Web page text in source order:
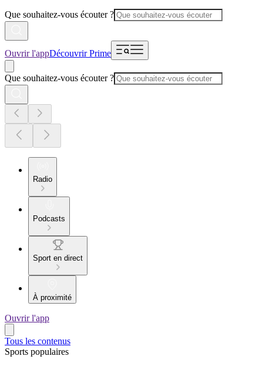
Que souhaitez-vous écouter ?
Ouvrir l'appDécouvrir Prime
Que souhaitez-vous écouter ?
Radio
Podcasts
Sport en direct
À proximité
Ouvrir l'app
Tous les contenus
Sports populaires